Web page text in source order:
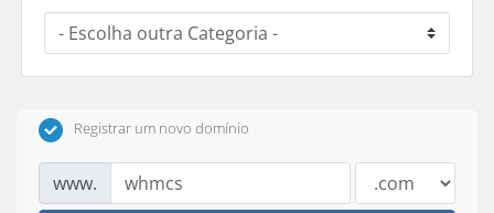
Registrar um novo domínio
www.